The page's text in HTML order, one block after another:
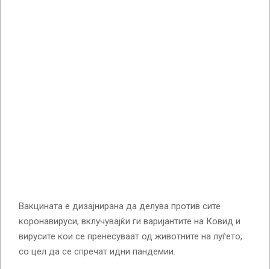
Вакцината е дизајнирана да делува против сите
коронавируси, вклучувајќи ги варијантите на Ковид и
вирусите кои се пренесуваат од животните на луѓето,
со цел да се спречат идни пандемии.